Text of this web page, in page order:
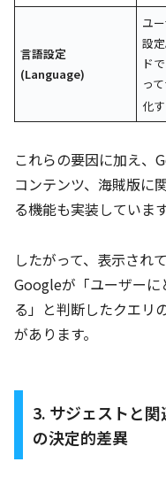
言語設定
(Language)
ユ
設
ド
っ
化
これらの要因に加え、
コンテンツ、海賊版に
る機能も実装しています
したがって、表示され
Googleが「ユーザーに
る」と判断したクエリ
があります。
3. サジェストと関
の決定的差異